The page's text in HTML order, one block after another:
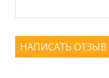
НАПИСАТЬ ОТЗЫВ